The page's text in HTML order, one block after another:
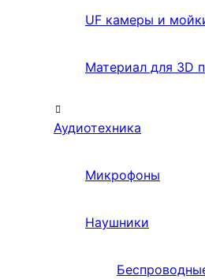
UF камеры и
Материал для 3D
Аудиотехника
Микрофоны
Наушники